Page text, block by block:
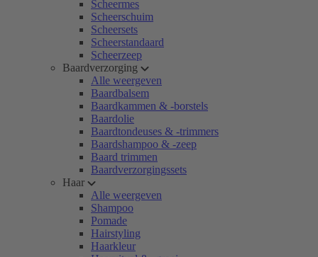
Scheermes
Scheerschuim
Scheersets
Scheerstandaard
Scheerzeep
Baardverzorging
Alle weergeven
Baardbalsem
Baardkammen & -borstels
Baardolie
Baardtondeuses & -trimmers
Baardshampoo & -zeep
Baard trimmen
Baardverzorgingssets
Haar
Alle weergeven
Shampoo
Pomade
Hairstyling
Haarkleur